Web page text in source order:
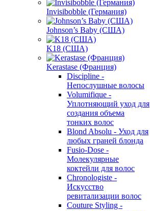
Invisibobble (Германия)
Johnson’s Baby (США)
K18 (США)
Kerastase (Франция)
Discipline -
Непослушные волосы
Volumifique -
Уплотняющий уход для
создания объема
тонких волос
Blond Absolu - Уход для
любых граней блонда
Fusio-Dose -
Молекулярные
коктейли для волос
Chronologiste -
Искусство
ревитализации волос
Couture Styling -